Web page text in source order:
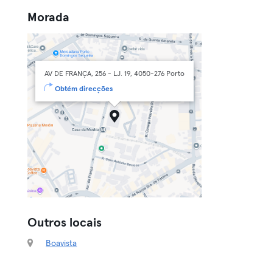
Morada
AV DE FRANÇA, 256 - LJ. 19, 4050-276 Porto
Obtém direcções
Outros locais
Boavista